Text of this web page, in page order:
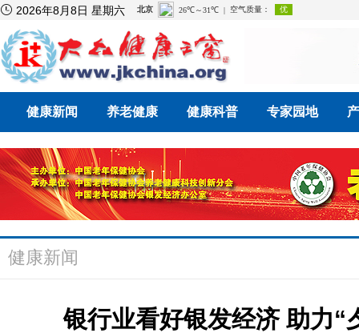
 2026年8月8日 星期六
健康新闻 养老健康 健康科普 专家园地
健康新闻
银行业看好银发经济 助力“